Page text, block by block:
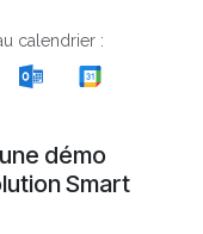
calendrier :
démo
Smart